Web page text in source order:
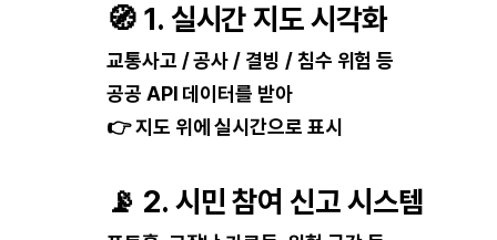
🧭 1. 실시간 지도 시각화
교통사고 / 공사 / 결빙 / 침수 위험 등
공공 API 데이터를 받아
👉 지도 위에 실시간으로 표시
📡 2. 시민 참여 신고 시스템